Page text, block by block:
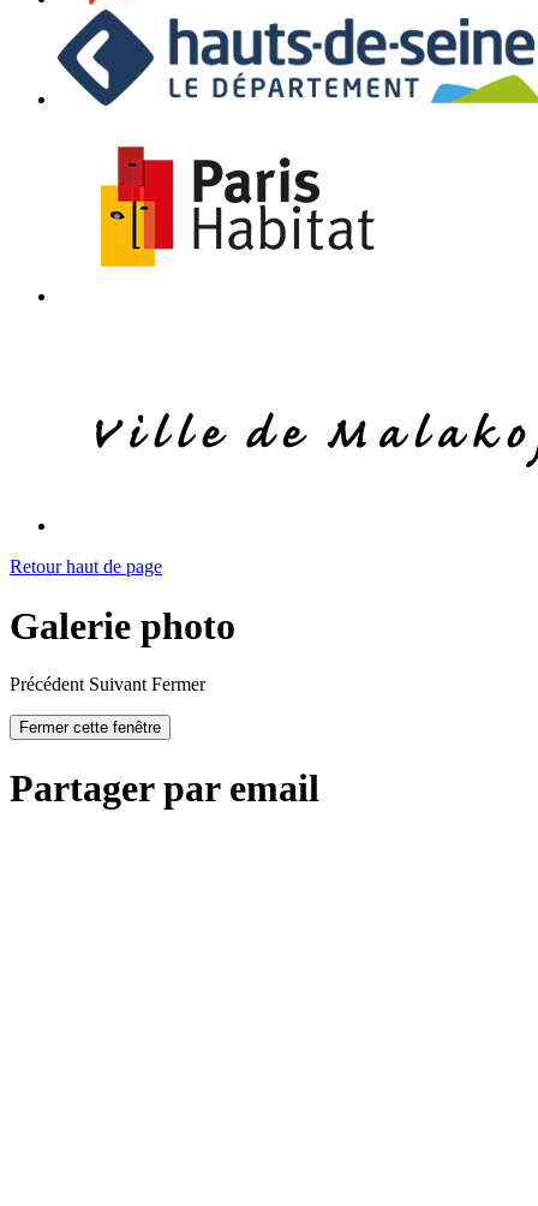
Retour haut de page
Galerie photo
Précédent Suivant Fermer
Fermer cette fenêtre
Partager par email